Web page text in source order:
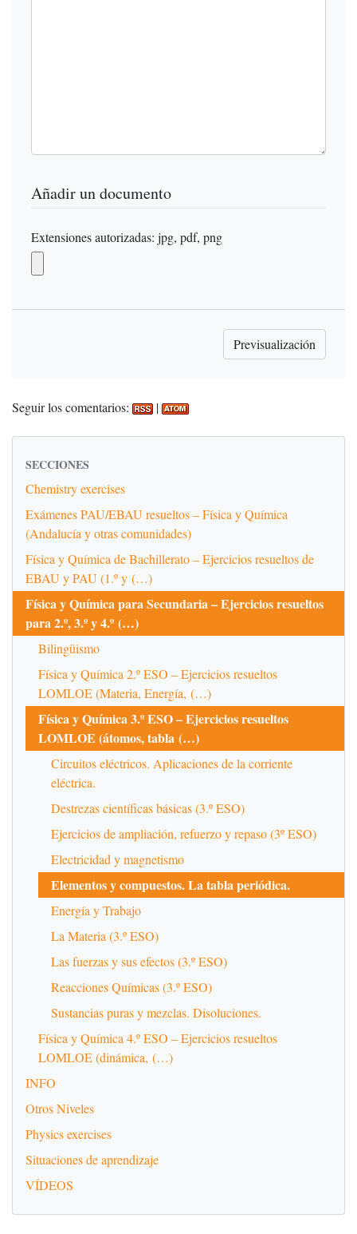
Añadir un documento
Extensiones autorizadas: jpg, pdf, png
Seguir los comentarios: |
SECCIONES
Chemistry exercises
Exámenes PAU/EBAU resueltos – Física y Química
(Andalucía y otras comunidades)
Física y Química de Bachillerato – Ejercicios resueltos de
EBAU y PAU (1.º y (…)
Física y Química para Secundaria – Ejercicios resueltos
para 2.º, 3.º y 4.º (…)
Bilingüismo
Física y Química 2.º ESO – Ejercicios resueltos
LOMLOE (Materia, Energía, (…)
Física y Química 3.º ESO – Ejercicios resueltos
LOMLOE (átomos, tabla (…)
Circuitos eléctricos. Aplicaciones de la corriente
eléctrica.
Destrezas científicas básicas (3.º ESO)
Ejercicios de ampliación, refuerzo y repaso (3º ESO)
Electricidad y magnetismo
Elementos y compuestos. La tabla periódica.
Energía y Trabajo
La Materia (3.º ESO)
Las fuerzas y sus efectos (3.º ESO)
Reacciones Químicas (3.º ESO)
Sustancias puras y mezclas. Disoluciones.
Física y Química 4.º ESO – Ejercicios resueltos
LOMLOE (dinámica, (…)
INFO
Otros Niveles
Physics exercises
Situaciones de aprendizaje
VÍDEOS